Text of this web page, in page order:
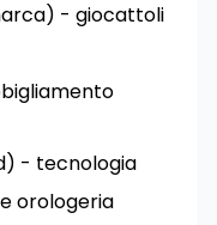
- giocattoli
- tecnologia
orologeria